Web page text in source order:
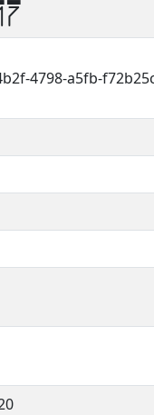
4798-a5fb-